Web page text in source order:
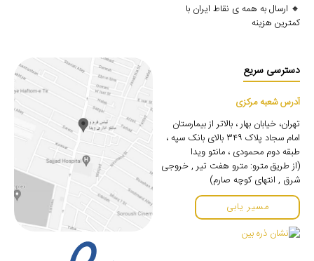
🔸 ارسال به همه ی نقاط ایران با
کمترین هزینه
دسترسی سریع
آدرس شعبه مرکزی
تهران، خیابان بهار ، بالاتر از بیمارستان
امام سجاد پلاک ۳۴۹ بالای بانک سپه ،
طبقه دوم محمودی ، مانتو ویدا
(از طریق مترو: مترو هفت تیر , خروجی
شرق , انتهای کوچه صارم)
مسیر یابی